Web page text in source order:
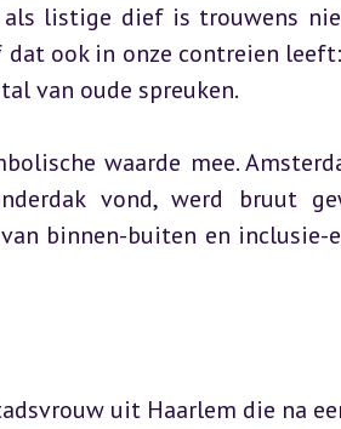
als listige dief is trouwens
ook in onze contreien
van oude spreuken.
waarde mee.
vond, werd bruut
binnen-buiten en inclusie-
uit Haarlem die na